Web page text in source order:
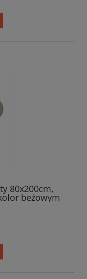
80x200cm,
beżowym